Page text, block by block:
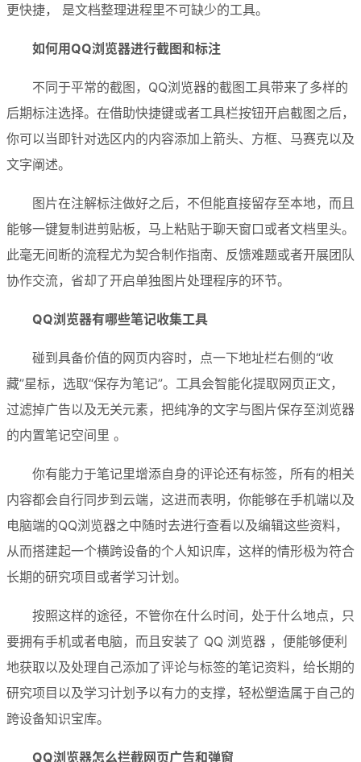
更快捷， 是文档整理进程里不可缺少的工具。
如何用QQ浏览器进行截图和标注
不同于平常的截图，QQ浏览器的截图工具带来了多样的
后期标注选择。在借助快捷键或者工具栏按钮开启截图之后，
你可以当即针对选区内的内容添加上箭头、方框、马赛克以及
文字阐述。
图片在注解标注做好之后，不但能直接留存至本地，而且
能够一键复制进剪贴板，马上粘贴于聊天窗口或者文档里头。
此毫无间断的流程尤为契合制作指南、反馈难题或者开展团队
协作交流，省却了开启单独图片处理程序的环节。
QQ浏览器有哪些笔记收集工具
碰到具备价值的网页内容时，点一下地址栏右侧的“收
藏”星标，选取“保存为笔记”。工具会智能化提取网页正文，
过滤掉广告以及无关元素，把纯净的文字与图片保存至浏览器
的内置笔记空间里 。
你有能力于笔记里增添自身的评论还有标签，所有的相关
内容都会自行同步到云端，这进而表明，你能够在手机端以及
电脑端的QQ浏览器之中随时去进行查看以及编辑这些资料，
从而搭建起一个横跨设备的个人知识库，这样的情形极为符合
长期的研究项目或者学习计划。
按照这样的途径，不管你在什么时间，处于什么地点，只
要拥有手机或者电脑，而且安装了 QQ 浏览器 ，便能够便利
地获取以及处理自己添加了评论与标签的笔记资料，给长期的
研究项目以及学习计划予以有力的支撑，轻松塑造属于自己的
跨设备知识宝库。
QQ浏览器怎么拦截网页广告和弹窗